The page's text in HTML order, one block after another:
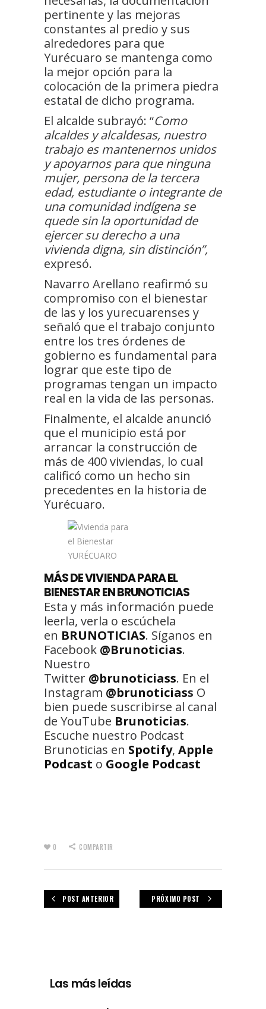
pertinente y las mejoras
constantes al predio y sus
alrededores para que
Yurécuaro se mantenga como
la mejor opción para la
colocación de la primera piedra
estatal de dicho programa.
El alcalde subrayó: “Como
alcaldes y alcaldesas, nuestro
trabajo es mantenernos unidos
y apoyarnos para que ninguna
mujer, persona de la tercera
edad, estudiante o integrante de
una comunidad indígena se
quede sin la oportunidad de
ejercer su derecho a una
vivienda digna, sin distinción”,
expresó.
Navarro Arellano reafirmó su
compromiso con el bienestar
de las y los yurecuarenses y
señaló que el trabajo conjunto
entre los tres órdenes de
gobierno es fundamental para
lograr que este tipo de
programas tengan un impacto
real en la vida de las personas.
Finalmente, el alcalde anunció
que el municipio está por
arrancar la construcción de
más de 400 viviendas, lo cual
calificó como un hecho sin
precedentes en la historia de
Yurécuaro.
MÁS DE VIVIENDA PARA EL
BIENESTAR EN BRUNOTICIAS
Esta y más información puede
leerla, verla o escúchela
en BRUNOTICIAS. Síganos en
Facebook @Brunoticias.
Nuestro
Twitter @brunoticiass. En el
Instagram @brunoticiass O
bien puede suscribirse al canal
de YouTube Brunoticias.
Escuche nuestro Podcast
Brunoticias en Spotify, Apple
Podcast o Google Podcast
0 COMPARTIR
POST ANTERIOR PRÓXIMO POST
Las más leídas